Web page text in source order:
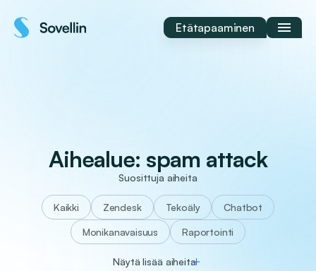
sisältöön
Etätapaaminen
Aihealue: spam attack
Suosittuja aiheita
Kaikki Zendesk tekoäly chatbot
monikanavaisuus raportointi
Näytä lisää aiheita